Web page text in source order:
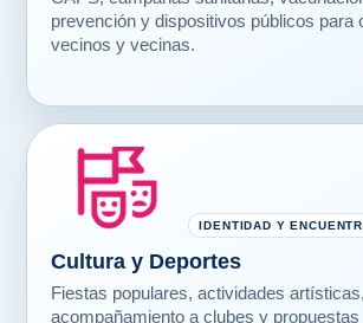
Cultura y Deportes
Fiestas populares, actividades
acompañamiento a clubes y propuestas
comunitarias que fortalecen la vida